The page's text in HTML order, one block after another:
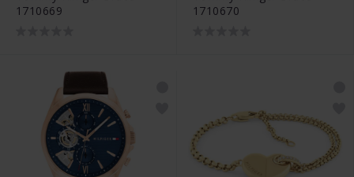
1710669
1710670